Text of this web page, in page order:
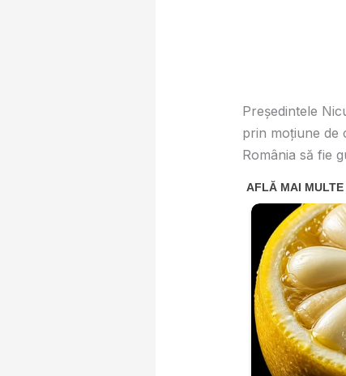
Preşedintele
prin moțiune de
România să fie